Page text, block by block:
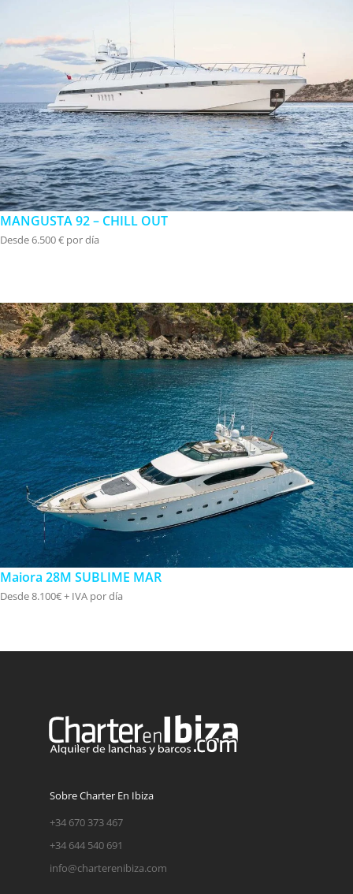
MANGUSTA 92 – CHILL OUT
Desde 6.500 € por día
Maiora 28M SUBLIME MAR
Desde 8.100€ + IVA por día
Sobre Charter En Ibiza
+34 670 373 467
+34 644 540 691
info@charterenibiza.com